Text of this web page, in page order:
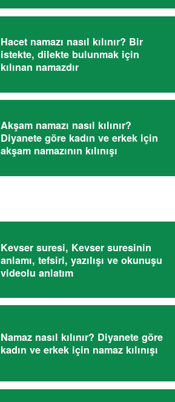
Hacet namazı nasıl kılınır? Bir
istekte, dilekte bulunmak için
kılınan namazdır
Akşam namazı nasıl kılınır?
Diyanete göre kadın ve erkek için
akşam namazının kılınışı
Kevser suresi, Kevser suresinin
anlamı, tefsiri, yazılışı ve okunuşu
videolu anlatım
Namaz nasıl kılınır? Diyanete göre
kadın ve erkek için namaz kılınışı